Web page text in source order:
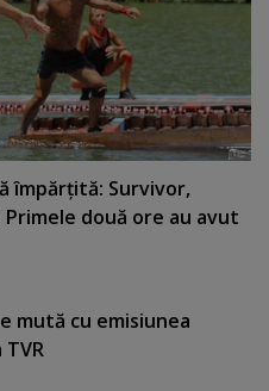
împărţită: Survivor,
două ore au avut
mută cu emisiunea